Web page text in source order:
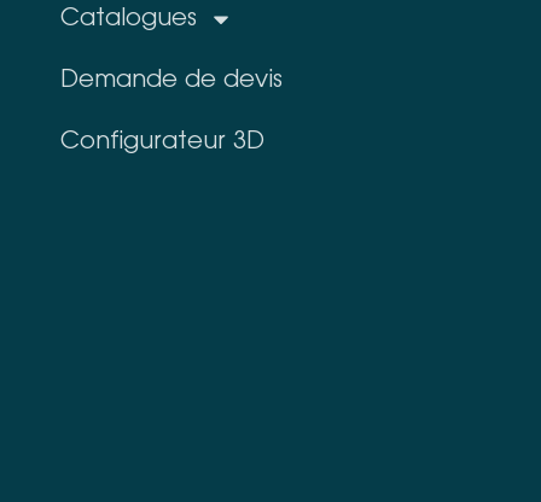
Catalogues
Demande de devis
Configurateur 3D